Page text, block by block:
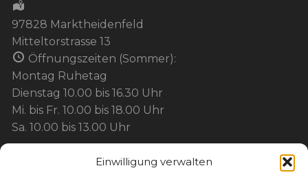
Einwilligung verwalten
97828 Marktheidenfeld
Mitteltorstrasse 13
Öffnungszeiten (Sommer):
Montag Ruhetag
Dienstag 10.00 bis 16.30 Uhr
Mi. bis Fr. 10.00 bis 18.00 Uhr
Sa. 10.00 bis 13.00 Uhr